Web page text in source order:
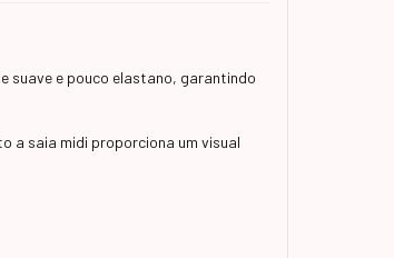
suave e pouco elastano, garantindo
a saia midi proporciona um visual